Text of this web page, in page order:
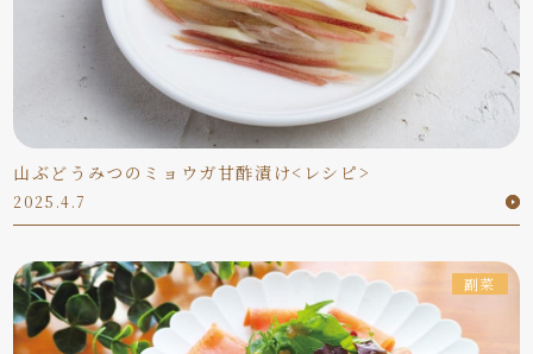
山ぶどうみつのミョウガ甘酢漬け<レシピ>
2025.4.7
副菜